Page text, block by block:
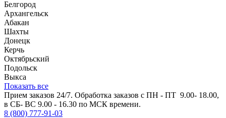
Белгород
Архангельск
Абакан
Шахты
Донецк
Керчь
Октябрьский
Подольск
Выкса
Показать все
Прием заказов 24/7. Обработка заказов с ПН - ПТ 9.00- 18.00,
в СБ- ВС 9.00 - 16.30 по МСК времени.
8 (800) 777-91-03